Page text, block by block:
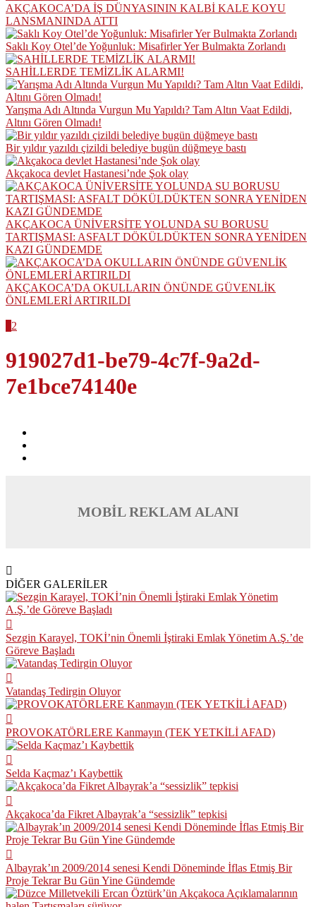
AKÇAKOCA’DA İŞ DÜNYASININ KALBİ KALE KOYU
LANSMANINDA ATTI
Saklı Koy Otel’de Yoğunluk: Misafirler Yer Bulmakta Zorlandı
SAHİLLERDE TEMİZLİK ALARMI!
Yarışma Adı Altında Vurgun Mu Yapıldı? Tam Altın Vaat Edildi,
Altını Gören Olmadı!
Bir yıldır yazıldı çizildi belediye bugün düğmeye bastı
Akçakoca devlet Hastanesi’nde Şok olay
AKÇAKOCA ÜNİVERSİTE YOLUNDA SU BORUSU
TARTIŞMASI: ASFALT DÖKÜLDÜKTEN SONRA YENİDEN
KAZI GÜNDEMDE
AKÇAKOCA’DA OKULLARIN ÖNÜNDE GÜVENLİK
ÖNLEMLERİ ARTIRILDI
2
919027d1-be79-4c7f-9a2d-
7e1bce74140e
MOBİL REKLAM ALANI
DİĞER GALERİLER
Sezgin Karayel, TOKİ’nin Önemli İştiraki Emlak Yönetim A.Ş.’de
Göreve Başladı
Vatandaş Tedirgin Oluyor
PROVOKATÖRLERE Kanmayın (TEK YETKİLİ AFAD)
Selda Kaçmaz’ı Kaybettik
Akçakoca’da Fikret Albayrak’a “sessizlik” tepkisi
Albayrak’ın 2009/2014 senesi Kendi Döneminde İflas Etmiş Bir
Proje Tekrar Bu Gün Yine Gündemde